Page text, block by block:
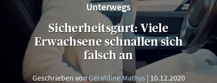
Unterwegs
Sicherheitsgurt: Viele
Erwachsene schnallen sich
falsch an
Geschrieben vonGéraldine Mathys 10.12.2020